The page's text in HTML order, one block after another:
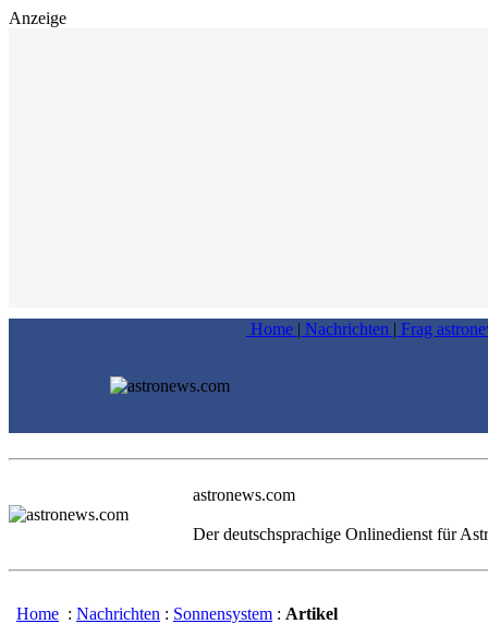
Anzeige
Home | Nachrichten | Frag
astronews.com
Der deutschsprachige Onlinedienst für
Home : Nachrichten : Sonnensystem : Artikel